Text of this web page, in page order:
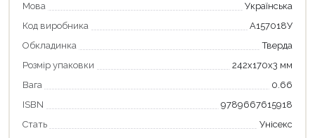
Мова
Українська
Код виробника
А157018У
Обкладинка
Тверда
Розмір упаковки
242х170х3 мм
Вага
0.66
ISBN
9789667615918
Стать
Унісекс
Продовжити покупки
Оформити замовлення